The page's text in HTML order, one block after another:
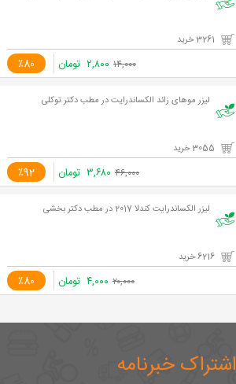
٪80 ۱۴,۰۰۰ ۲,۸۰۰ تومان
لیزر موهای زائد الکساندرایت در مطب دکتر توکلی
٪92 ۴۶,۰۰۰ ۳,۶۸۰ تومان
لیزر الکساندرایت کندلا 2017 در مطب دکتر بخشی
٪80 ۲۰,۰۰۰ ۴,۰۰۰ تومان
اشتراک خبرنامه